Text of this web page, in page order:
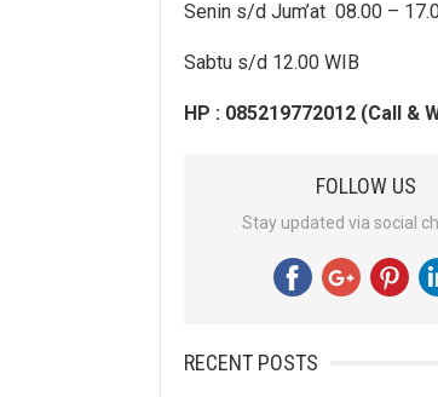
Senin s/d Jum’at 08.00 –
Sabtu s/d 12.00 WIB
HP : 085219772012 (Call &
FOLLOW US
Stay updated via social
RECENT POSTS